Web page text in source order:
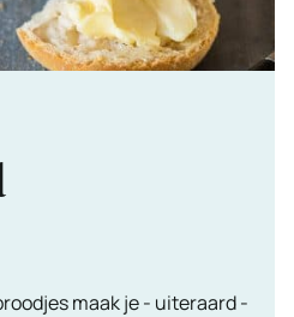
maak je - uiteraard -